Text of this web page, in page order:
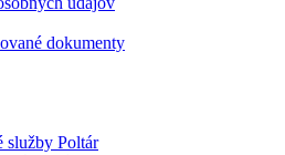
dokumenty
služby Poltár